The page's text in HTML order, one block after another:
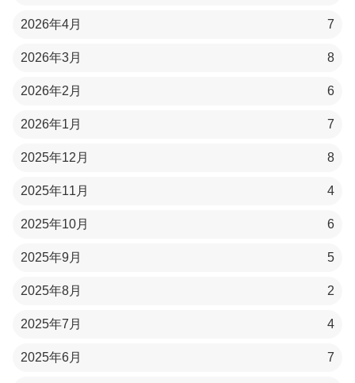
2026年4月 7
2026年3月 8
2026年2月 6
2026年1月 7
2025年12月 8
2025年11月 4
2025年10月 6
2025年9月 5
2025年8月 2
2025年7月 4
2025年6月 7